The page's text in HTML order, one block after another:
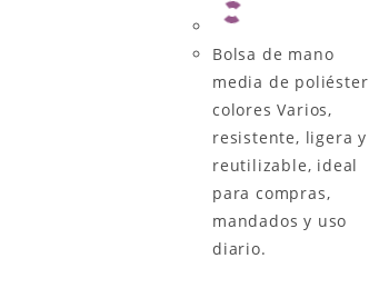
Bolsa de mano
media de poliéster
colores Varios,
resistente, ligera y
reutilizable, ideal
para compras,
mandados y uso
diario.